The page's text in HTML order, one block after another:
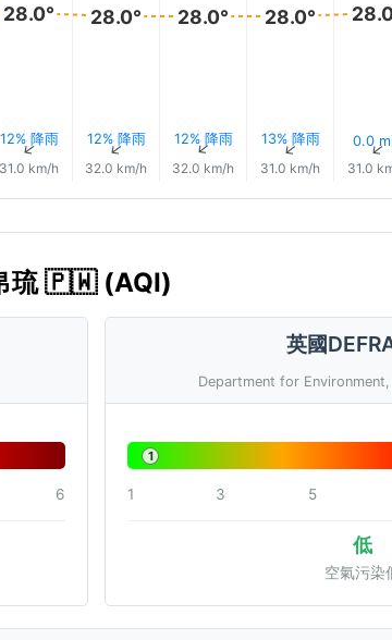
28.0°
12% 降雨
↑
31.0 km/h
28.0°
12% 降雨
↑
32.0 km/h
28.0°
12% 降雨
↑
32.0 km/h
28.0°
13% 降雨
↑
31.0 km/h
0.0↑
31.0
琉 🇵🇼 (AQI)
6
英國
Department for
1
1 3 5
低
空氣污染